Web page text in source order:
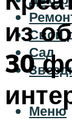
Свой
Сад
Меню
из
30